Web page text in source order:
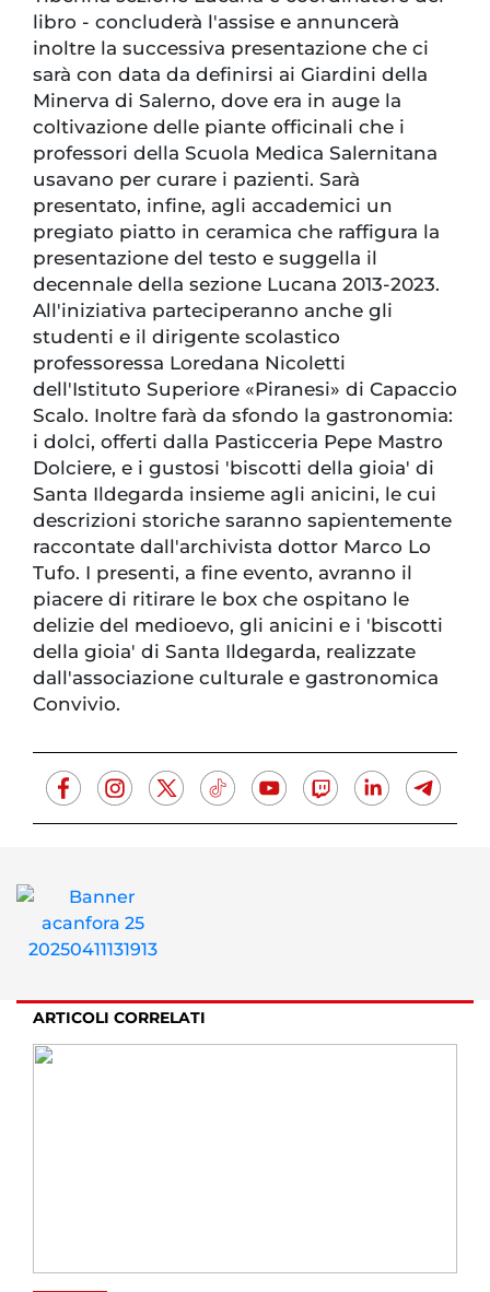
libro - concluderà l'assise e annuncerà
inoltre la successiva presentazione che ci
sarà con data da definirsi ai Giardini della
Minerva di Salerno, dove era in auge la
coltivazione delle piante officinali che i
professori della Scuola Medica Salernitana
usavano per curare i pazienti. Sarà
presentato, infine, agli accademici un
pregiato piatto in ceramica che raffigura la
presentazione del testo e suggella il
decennale della sezione Lucana 2013-2023.
All'iniziativa parteciperanno anche gli
studenti e il dirigente scolastico
professoressa Loredana Nicoletti
dell'Istituto Superiore «Piranesi» di Capaccio
Scalo. Inoltre farà da sfondo la gastronomia:
i dolci, offerti dalla Pasticceria Pepe Mastro
Dolciere, e i gustosi 'biscotti della gioia' di
Santa Ildegarda insieme agli anicini, le cui
descrizioni storiche saranno sapientemente
raccontate dall'archivista dottor Marco Lo
Tufo. I presenti, a fine evento, avranno il
piacere di ritirare le box che ospitano le
delizie del medioevo, gli anicini e i 'biscotti
della gioia' di Santa Ildegarda, realizzate
dall'associazione culturale e gastronomica
Convivio.
ARTICOLI CORRELATI